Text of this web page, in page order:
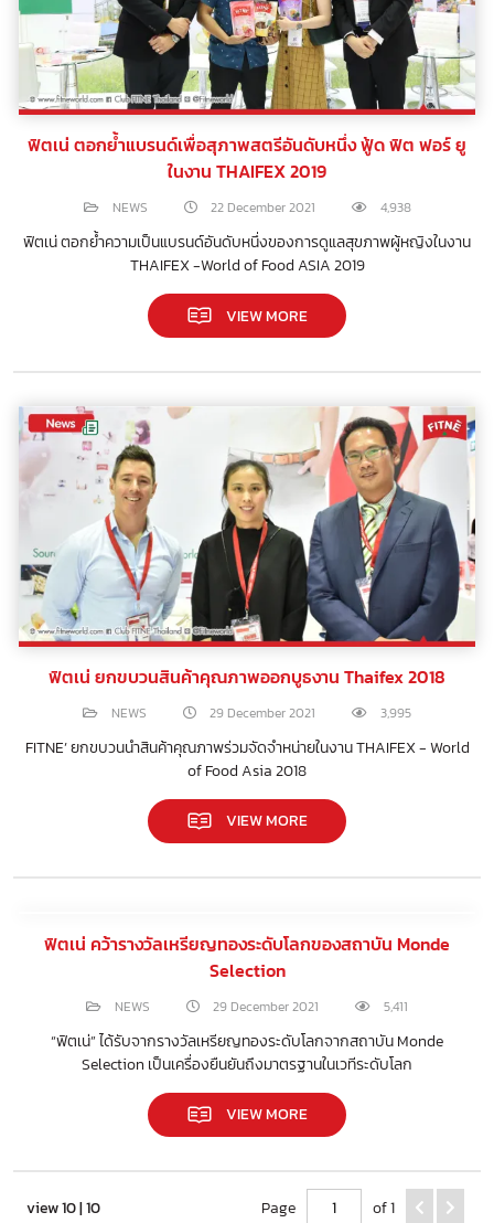
ฟิตเน่ ตอกย้ำแบรนด์เพื่อสุภาพสตรีอันดับหนึ่ง ฟู้ด ฟิต ฟอร์ ยู
ในงาน THAIFEX 2019
NEWS 22 December 2021 4,938
ฟิตเน่ ตอกย้ำความเป็นแบรนด์อันดับหนึ่งของการดูแลสุขภาพผู้หญิงในงาน
THAIFEX -World of Food ASIA 2019
VIEW MORE
ฟิตเน่ ยกขบวนสินค้าคุณภาพออกบูธงาน Thaifex 2018
NEWS 29 December 2021 3,995
FITNE’ ยกขบวนนำสินค้าคุณภาพร่วมจัดจำหน่ายในงาน THAIFEX - World
of Food Asia 2018
VIEW MORE
ฟิตเน่ คว้ารางวัลเหรียญทองระดับโลกของสถาบัน Monde
Selection
NEWS 29 December 2021 5,411
“ฟิตเน่” ได้รับจากรางวัลเหรียญทองระดับโลกจากสถาบัน Monde
Selection เป็นเครื่องยืนยันถึงมาตรฐานในเวทีระดับโลก
VIEW MORE
view 10 | 10 Page of 1